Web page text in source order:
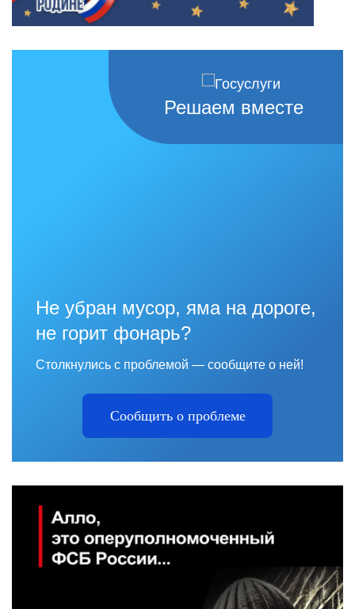
Решаем вместе
Не убран мусор, яма на дороге,
не горит фонарь?
Столкнулись с проблемой — сообщите о ней!
Сообщить о проблеме